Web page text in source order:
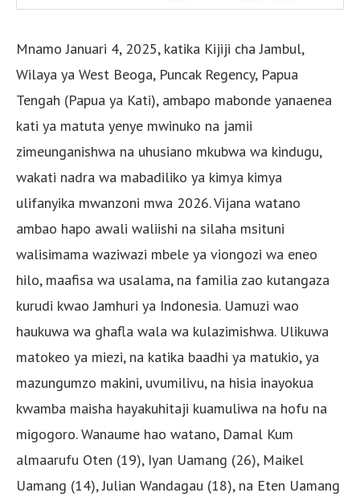
Mnamo Januari 4, 2025, katika Kijiji cha Jambul,
Wilaya ya West Beoga, Puncak Regency, Papua
Tengah (Papua ya Kati), ambapo mabonde yanaenea
kati ya matuta yenye mwinuko na jamii
zimeunganishwa na uhusiano mkubwa wa kindugu,
wakati nadra wa mabadiliko ya kimya kimya
ulifanyika mwanzoni mwa 2026. Vijana watano
ambao hapo awali waliishi na silaha msituni
walisimama waziwazi mbele ya viongozi wa eneo
hilo, maafisa wa usalama, na familia zao kutangaza
kurudi kwao Jamhuri ya Indonesia. Uamuzi wao
haukuwa wa ghafla wala wa kulazimishwa. Ulikuwa
matokeo ya miezi, na katika baadhi ya matukio, ya
mazungumzo makini, uvumilivu, na hisia inayokua
kwamba maisha hayakuhitaji kuamuliwa na hofu na
migogoro. Wanaume hao watano, Damal Kum
almaarufu Oten (19), Iyan Uamang (26), Maikel
Uamang (14), Julian Wandagau (18), na Eten Uamang